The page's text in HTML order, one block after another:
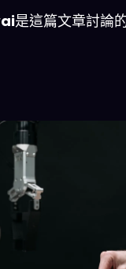
是這篇文章討論